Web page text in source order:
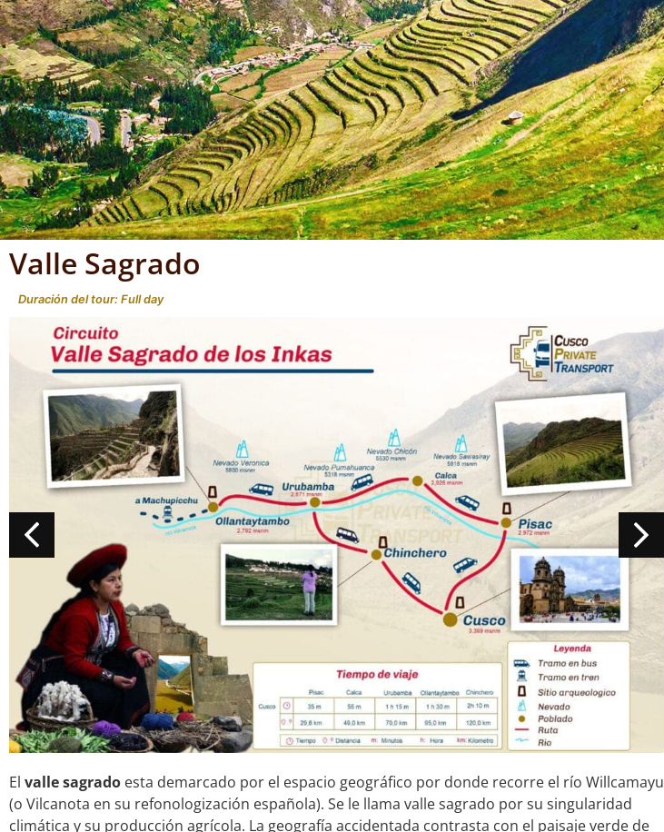
Valle Sagrado
Duración del tour: Full day
El valle sagrado esta demarcado por el espacio geográfico por donde recorre el río Willcamayu
(o Vilcanota en su refonologización española). Se le llama valle sagrado por su singularidad
climática y su producción agrícola. La geografía accidentada contrasta con el paisaje verde de